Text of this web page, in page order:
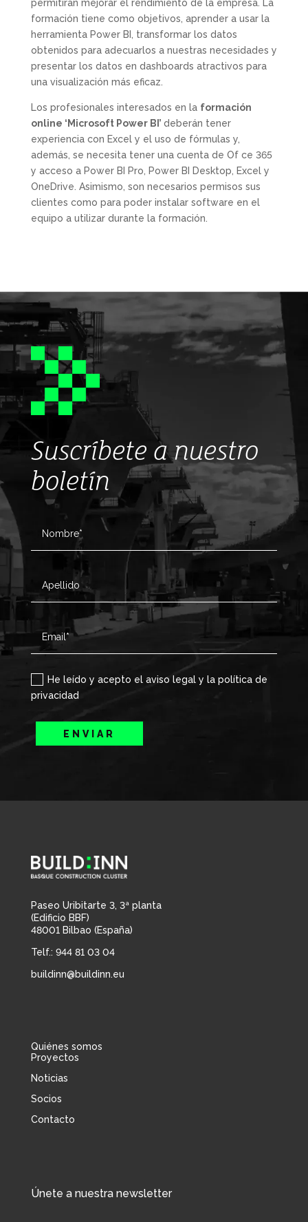
permitirán mejorar el rendimiento de la empresa. La
formación tiene como objetivos, aprender a usar la
herramienta Power BI, transformar los datos
obtenidos para adecuarlos a nuestras necesidades y
presentar los datos en dashboards atractivos para
una visualización más eficaz.
Los profesionales interesados en la formación
online ‘Microsoft Power BI’ deberán tener
experiencia con Excel y el uso de fórmulas y,
además, se necesita tener una cuenta de Of ce 365
y acceso a Power BI Pro, Power BI Desktop, Excel y
OneDrive. Asimismo, son necesarios permisos sus
clientes como para poder instalar software en el
equipo a utilizar durante la formación.
Suscríbete a nuestro
boletín
He leído y acepto el aviso legal y la política de
privacidad
ENVIAR
Paseo Uribitarte 3, 3ª planta
(Edificio BBF)
48001 Bilbao (España)
Telf.: 944 81 03 04
buildinn@buildinn.eu
Quiénes somos
Proyectos
Noticias
Socios
Contacto
Únete a nuestra newsletter